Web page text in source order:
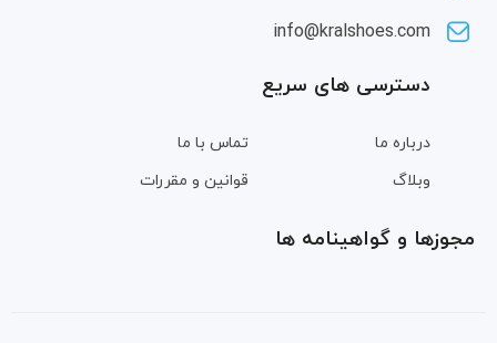
info@kralshoes.com
دسترسی های سریع
درباره ما
تماس با ما
وبلاگ
قوانین و مقررات
مجوزها و گواهینامه ها